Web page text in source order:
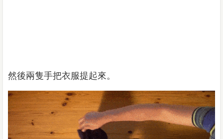
然後兩隻手把衣服提起來。